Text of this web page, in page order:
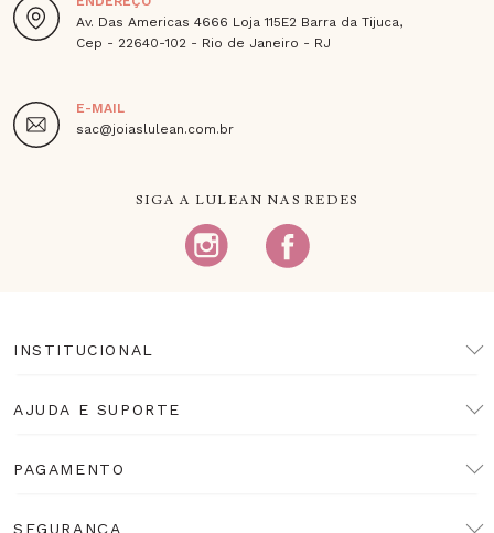
Av. Das Americas 4666 Loja 115E2 Barra da Tijuca,
Cep - 22640-102 - Rio de Janeiro - RJ
E-MAIL
sac@joiaslulean.com.br
SIGA A LULEAN NAS REDES
INSTITUCIONAL
AJUDA E SUPORTE
PAGAMENTO
SEGURANÇA